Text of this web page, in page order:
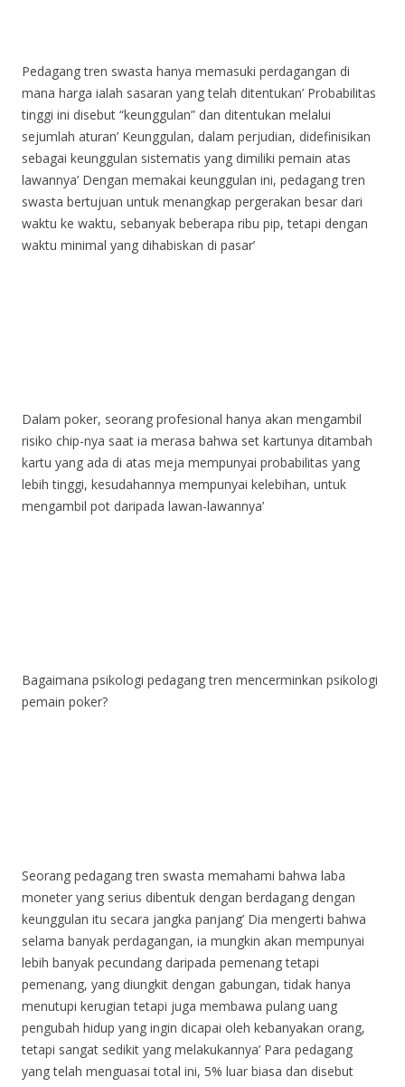
Pedagang tren swasta hanya memasuki perdagangan di
mana harga ialah sasaran yang telah ditentukan’ Probabilitas
tinggi ini disebut “keunggulan” dan ditentukan melalui
sejumlah aturan’ Keunggulan, dalam perjudian, didefinisikan
sebagai keunggulan sistematis yang dimiliki pemain atas
lawannya’ Dengan memakai keunggulan ini, pedagang tren
swasta bertujuan untuk menangkap pergerakan besar dari
waktu ke waktu, sebanyak beberapa ribu pip, tetapi dengan
waktu minimal yang dihabiskan di pasar’
Dalam poker, seorang profesional hanya akan mengambil
risiko chip-nya saat ia merasa bahwa set kartunya ditambah
kartu yang ada di atas meja mempunyai probabilitas yang
lebih tinggi, kesudahannya mempunyai kelebihan, untuk
mengambil pot daripada lawan-lawannya’
Bagaimana psikologi pedagang tren mencerminkan psikologi
pemain poker?
Seorang pedagang tren swasta memahami bahwa laba
moneter yang serius dibentuk dengan berdagang dengan
keunggulan itu secara jangka panjang’ Dia mengerti bahwa
selama banyak perdagangan, ia mungkin akan mempunyai
lebih banyak pecundang daripada pemenang tetapi
pemenang, yang diungkit dengan gabungan, tidak hanya
menutupi kerugian tetapi juga membawa pulang uang
pengubah hidup yang ingin dicapai oleh kebanyakan orang,
tetapi sangat sedikit yang melakukannya’ Para pedagang
yang telah menguasai total ini, 5% luar biasa dan disebut